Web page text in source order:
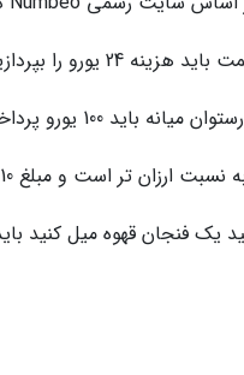
یورو را بپردازید.
یورو پرداخت کنید.
تر است و مبلغ 10 یورو می باشد.